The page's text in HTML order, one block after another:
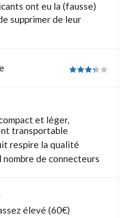
ont eu la (fausse)
supprimer de leur
et léger,
transportable
respire la qualité
nombre de connecteurs
élevé (60€)